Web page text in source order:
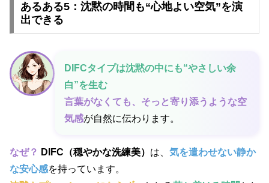
あるある5：沈黙の時間も“心地よい空気”を演
出できる
DIFCタイプは沈黙の中にも“やさしい余
白”を生む
言葉がなくても、そっと寄り添うような空
気感が自然に伝わります。
なぜ？ DIFC（穏やかな洗練美） は、 気を遣わせない静か
な安心感を持っています。